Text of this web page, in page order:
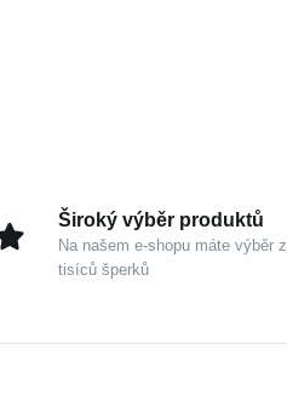
Široký výběr produktů
Na našem e-shopu máte výběr z
tisíců šperků